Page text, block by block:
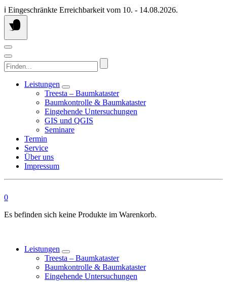
Springen
Sie
zum
ℹ️ Eingeschränkte Erreichbarkeit vom 10. - 14.08.2026.
Finden...
Leistungen
Treesta – Baumkataster
Baumkontrolle & Baumkataster
Eingehende Untersuchungen
GIS und QGIS
Seminare
Termin
Service
Über uns
Impressum
0
Es befinden sich keine Produkte im Warenkorb.
Leistungen
Treesta – Baumkataster
Baumkontrolle & Baumkataster
Eingehende Untersuchungen